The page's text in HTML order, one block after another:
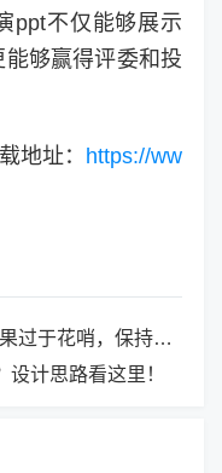
ppt不仅能够展示
够赢得评委和投
地址： https://ww
保持专业性和清晰度？
计思路看这里！